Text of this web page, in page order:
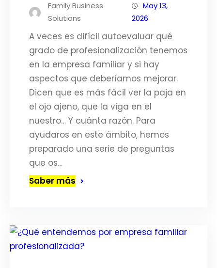
Family Business
Solutions
May 13,
2026
A veces es difícil autoevaluar qué
grado de profesionalización tenemos
en la empresa familiar y si hay
aspectos que deberíamos mejorar.
Dicen que es más fácil ver la paja en
el ojo ajeno, que la viga en el
nuestro… Y cuánta razón. Para
ayudaros en este ámbito, hemos
preparado una serie de preguntas
que os…
Saber más